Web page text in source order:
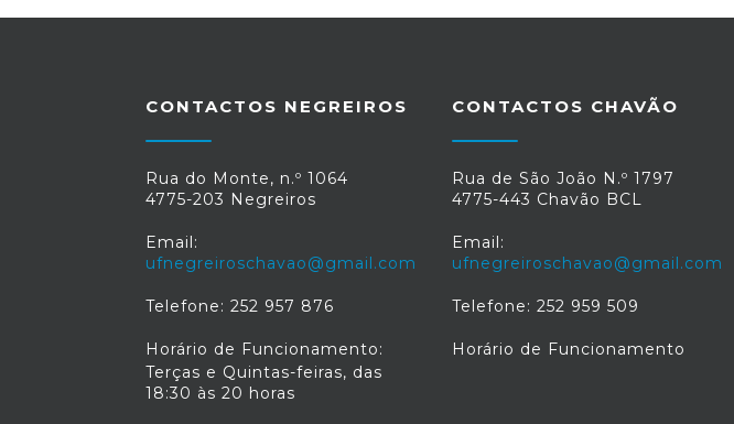
CONTACTOS NEGREIROS
Rua do Monte, n.º 1064
4775-203 Negreiros
Email:
ufnegreiroschavao@gmail.com
Telefone: 252 957 876
Horário de Funcionamento:
Terças e Quintas-feiras, das
18:30 às 20 horas
CONTACTOS CHAVÃO
Rua de São João N.º 1797
4775-443 Chavão BCL
Email:
ufnegreiroschavao@gmail.com
Telefone: 252 959 509
Horário de Funcionamento